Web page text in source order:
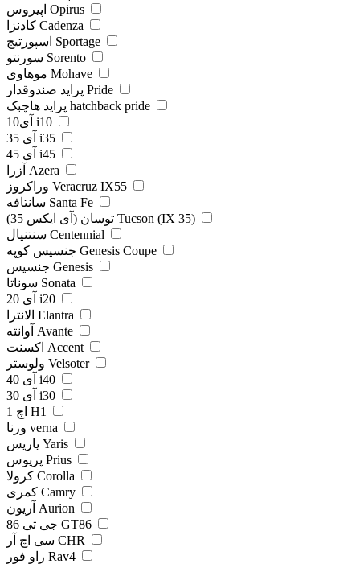
اپیروس Opirus
کادنزا Cadenza
اسپورتیج Sportage
سورنتو Sorento
موهاوی Mohave
پراید صندوقدار Pride
پراید هاچبک hatchback pride
آی10 i10
آی 35 i35
آی 45 i45
آزرا Azera
وراکروز Veracruz IX55
سانتافه Santa Fe
توسان (آی ایکس 35) Tucson (IX 35)
سنتنیال Centennial
جنسیس کوپه Genesis Coupe
جنسیس Genesis
سوناتا Sonata
آی 20 i20
الانترا Elantra
آوانته Avante
اکسنت Accent
ولوستر Velsoter
آی 40 i40
آی 30 i30
اچ 1 H1
ورنا verna
یاریس Yaris
پریوس Prius
کرولا Corolla
کمری Camry
آریون Aurion
جی تی 86 GT86
سی اچ آر CHR
راو فور Rav4